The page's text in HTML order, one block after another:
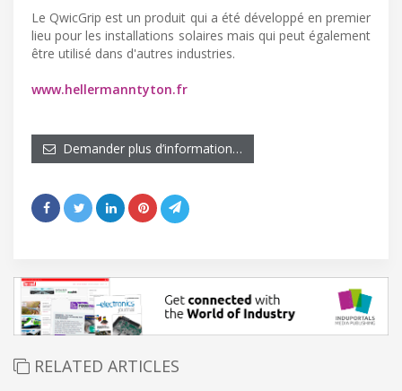
Le QwicGrip est un produit qui a été développé en premier
lieu pour les installations solaires mais qui peut également
être utilisé dans d'autres industries.
www.hellermanntyton.fr
Demander plus d’information…
RELATED ARTICLES